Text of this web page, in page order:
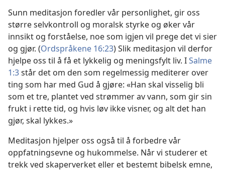
Sunn meditasjon foredler vår personlighet, gir oss
større selvkontroll og moralsk styrke og øker vår
innsikt og forståelse, noe som igjen vil prege det vi sier
og gjør. (Ordspråkene 16:23) Slik meditasjon vil derfor
hjelpe oss til å få et lykkelig og meningsfylt liv. ISalme
1:3står det om den som regelmessig mediterer over
ting som har med Gud å gjøre: «Han skal visselig bli
som et tre, plantet ved strømmer av vann, som gir sin
frukt i rette tid, og hvis løv ikke visner, og alt det han
gjør, skal lykkes.»
Meditasjon hjelper oss også til å forbedre vår
oppfatningsevne og hukommelse. Når vi studerer et
trekk ved skaperverket eller et bestemt bibelsk emne,